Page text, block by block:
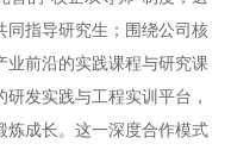
同指导研究生；围绕公司核
业前沿的实践课程与研究课
发实践与工程实训平台，
炼成长。这一深度合作模式